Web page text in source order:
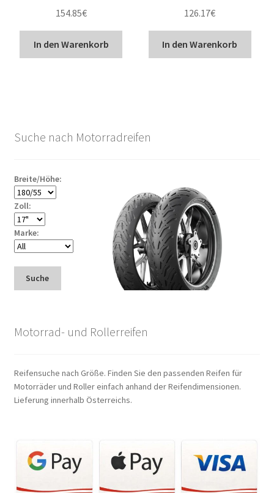
154.85€
In den Warenkorb
126.17€
In den Warenkorb
Suche nach Motorradreifen
Breite/Höhe:
Zoll:
Marke:
Suche
Motorrad- und Rollerreifen
Reifensuche nach Größe. Finden Sie den passenden Reifen für
Motorräder und Roller einfach anhand der Reifendimensionen.
Lieferung innerhalb Österreichs.